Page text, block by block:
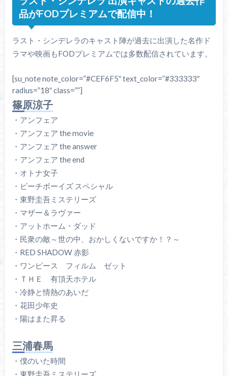
品がFODプレミアムで配信中！
ラスト・シンデレラのキャスト陣が過去に出演した名作ド
ラマや映画もFODプレミアムでは多数配信されています。
[su_note note_color=”#CEF6F5″ text_color=”#333333″
radius=”18″ class=””]
篠原涼子
・アンフェア
・アンフェア the movie
・アンフェア the answer
・アンフェア the end
・オトナ女子
・ビーチボーイズ スペシャル
・東野圭吾ミステリーズ
・マザー＆ラヴァー
・アットホーム・ダッド
・民衆の敵～世の中、おかしくないですか！？～
・RED SHADOW 赤影
・ワンピース フィルム ゼット
・ＴＨＥ 有頂天ホテル
・冷静と情熱のあいだ
・花田少年史
・陽はまた昇る
三浦春馬
・僕のいた時間
・東野圭吾ミステリーズ